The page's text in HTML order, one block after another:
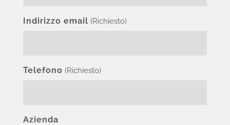
Indirizzo email (Richiesto)
Telefono (Richiesto)
Azienda